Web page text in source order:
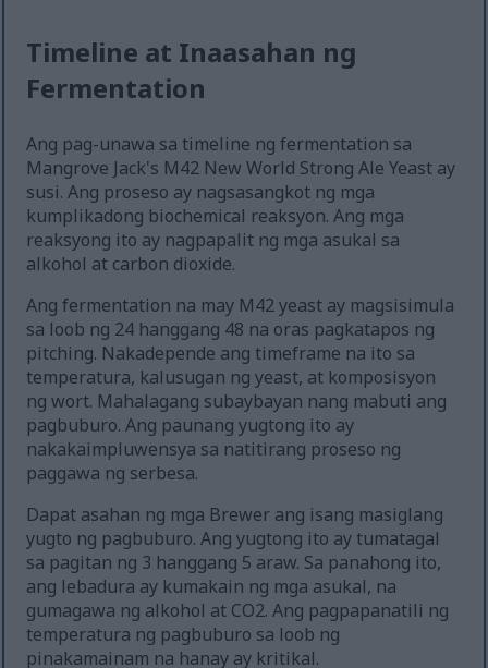
Timeline at Inaasahan ng
Fermentation
Ang pag-unawa sa timeline ng fermentation sa
Mangrove Jack's M42 New World Strong Ale Yeast ay
susi. Ang proseso ay nagsasangkot ng mga
kumplikadong biochemical reaksyon. Ang mga
reaksyong ito ay nagpapalit ng mga asukal sa
alkohol at carbon dioxide.
Ang fermentation na may M42 yeast ay magsisimula
sa loob ng 24 hanggang 48 na oras pagkatapos ng
pitching. Nakadepende ang timeframe na ito sa
temperatura, kalusugan ng yeast, at komposisyon
ng wort. Mahalagang subaybayan nang mabuti ang
pagbuburo. Ang paunang yugtong ito ay
nakakaimpluwensya sa natitirang proseso ng
paggawa ng serbesa.
Dapat asahan ng mga Brewer ang isang masiglang
yugto ng pagbuburo. Ang yugtong ito ay tumatagal
sa pagitan ng 3 hanggang 5 araw. Sa panahong ito,
ang lebadura ay kumakain ng mga asukal, na
gumagawa ng alkohol at CO2. Ang pagpapanatili ng
temperatura ng pagbuburo sa loob ng
pinakamainam na hanay ay kritikal.